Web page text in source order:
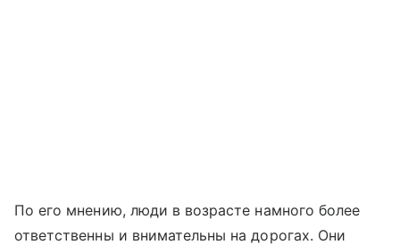
По его мнению, люди в возрасте намного более
ответственны и внимательны на дорогах. Они